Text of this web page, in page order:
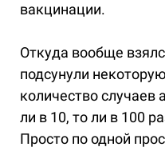
вакцинации.
Откуда вообще
подсунули
количество случаев
ли в 10, то ли в 100
Просто по одной